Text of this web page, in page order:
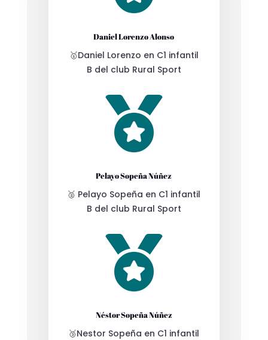
Daniel Lorenzo Alonso
🥇Daniel Lorenzo en C1 infantil
B del club Rural Sport

Pelayo Sopeña Núñez
🥈 Pelayo Sopeña en C1 infantil
B del club Rural Sport

Néstor Sopeña Núñez
🥉Nestor Sopeña en C1 infantil